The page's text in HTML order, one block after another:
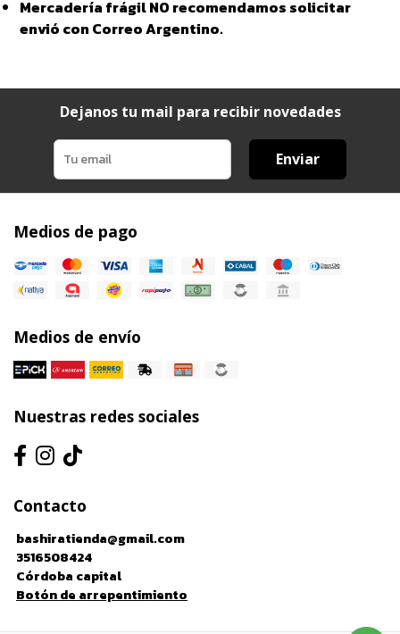
Mercadería frágil NO recomendamos solicitar
envió con Correo Argentino.
Dejanos tu mail para recibir novedades
Enviar
Medios de pago
Medios de envío
Nuestras redes sociales
Contacto
bashiratienda@gmail.com
3516508424
Córdoba capital
Botón de arrepentimiento